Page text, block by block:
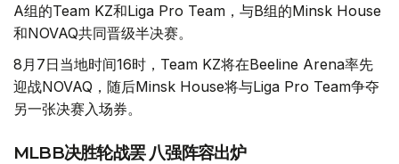
A组的Team KZ和Liga Pro Team，与B组的Minsk House
和NOVAQ共同晋级半决赛。
8月7日当地时间16时，Team KZ将在Beeline Arena率先
迎战NOVAQ，随后Minsk House将与Liga Pro Team争夺
另一张决赛入场券。
MLBB决胜轮战罢 八强阵容出炉